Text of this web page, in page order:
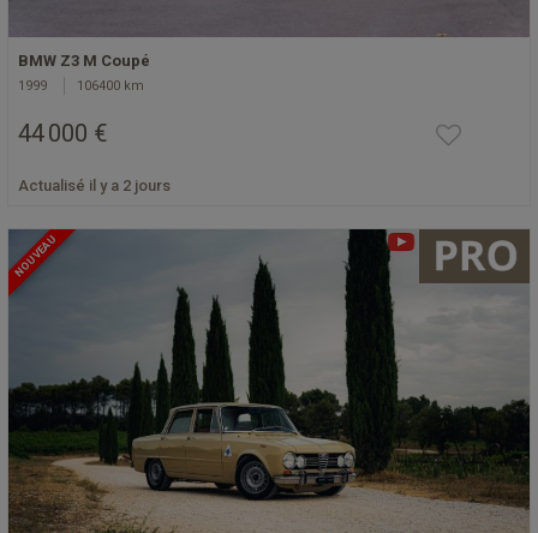
BMW Z3 M Coupé
1999 106400 km
44 000 €
Actualisé il y a 2 jours
NOUVEAU